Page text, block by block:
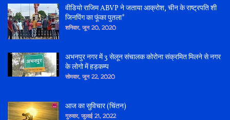
वीडियो राजिम ABVP ने जताया आक्रोश, चीन के राष्ट्रपति शी
जिनपिंग का फूंका पुतला*
शनिवार, जून 20, 2020
अभनपुर नगर में 3 सेलून संचालक कोरोना संक्रमित मिलने से नगर
के लोगो में हड़कम्प
सोमवार, जून 22, 2020
आज का सुविचार (चिंतन)
गुरुवार, जुलाई 21, 2022